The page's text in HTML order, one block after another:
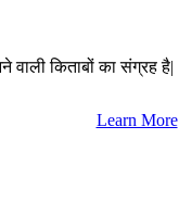
वाली किताबों का संग्रह है|
Learn More